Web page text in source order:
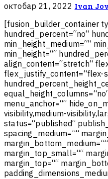
октобар 21, 2022 Ivan
[fusion builder_ container ty
hundred percent=“no“ hund
min heig ht medium=““ min
min heig ht=““ hundred per
align_content=“stretc h“ fle
flex_ justify_content=“flex-s
hundred percent heig ht c
equal_ heig ht _columns=“no
menu_ anchor=““ hide _on_
visibility,medium-visibility,lar
status=“publis hed“ pu blis h
spacing medium=““ margin
margin bottom medium=““
margin top_ small=““ margi
margin top=““ margin bott
padding _dimensions mediu